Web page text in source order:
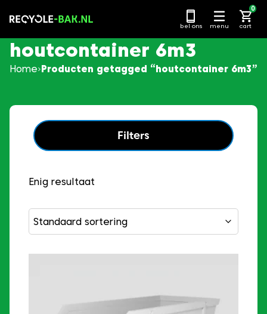
naar
bel ons menu cart
0
houtcontainer 6m3
Home Producten getagged “houtcontainer 6m3”
Filters
Enig resultaat